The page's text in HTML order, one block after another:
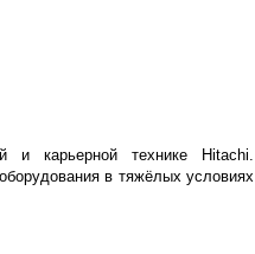
и карьерной технике Hitachi.
в тяжёлых условиях